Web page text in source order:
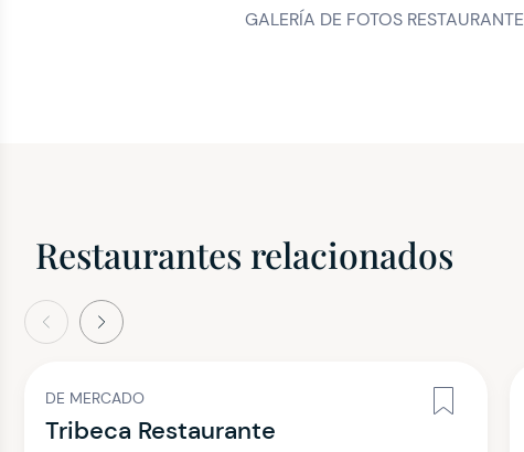
GALERÍA DE FOTOS RESTAURANTE
Restaurantes relacionados
Siguiente
DE MERCADO
Tribeca Restaurante